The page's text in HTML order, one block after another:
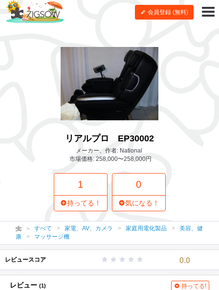
会員登録 (無料)
リアルプロ EP30002
メーカー、作者: National
市場価格: 258,000〜258,000円
1
持ってる！
0
気になる！
すべて 家電、AV、カメラ 家庭用電化製品
美容、健
康
マッサージ機
レビュースコア 0.0
レビュー (1) 持ってる!